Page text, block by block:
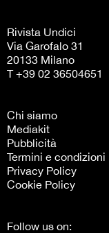
Rivista Undici
Via Garofalo 31
20133 Milano
T +39 02 36504651
Chi siamo
Mediakit
Pubblicità
Termini e condizioni
Privacy Policy
Cookie Policy
Follow us on: